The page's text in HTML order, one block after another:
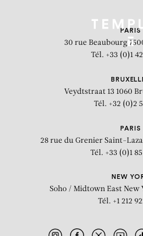
PARIS
30 rue Beaubourg
Tél. +33 (0)1 42
Veydtstraat 13 1060
Tél. +32 (0)2
PARIS
28 rue du Grenier Saint-
Tél. +33 (0)1
NEW
Soho / Midtown East New
Tél. +1 212